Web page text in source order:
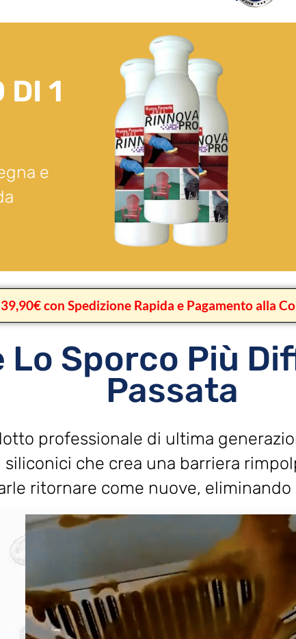
DI 1
e
con Spedizione Rapida e Pagamento alla
Lo Sporco Più
Passata
professionale di ultima
che crea una barriera
ritornare come nuove,